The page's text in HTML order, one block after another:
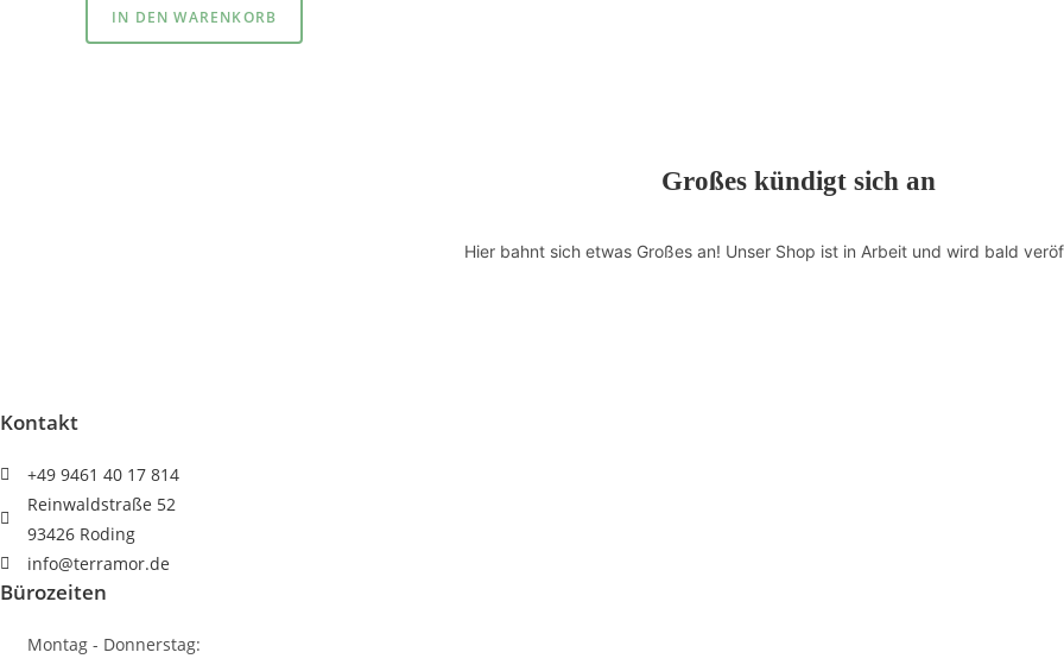
"Christus,
der
IN DEN WARENKORB
Großes kündigt sich an
Hier bahnt sich etwas Großes an! Unser Shop ist in Arbeit und wird bald
Kontakt
+49 9461 40 17 814
Reinwaldstraße 52
93426 Roding
info@terramor.de
Bürozeiten
Montag - Donnerstag: